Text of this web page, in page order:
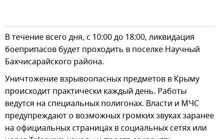
В течение всего дня, с 10:00 до 18:00, ликвидация
боеприпасов будет проходить в поселке Научный
Бахчисарайского района.
Уничтожение взрывоопасных предметов в Крыму
происходит практически каждый день. Работы
ведутся на специальных полигонах. Власти и МЧС
предупреждают о возможных громких звуках заранее
на официальных страницах в социальных сетях или